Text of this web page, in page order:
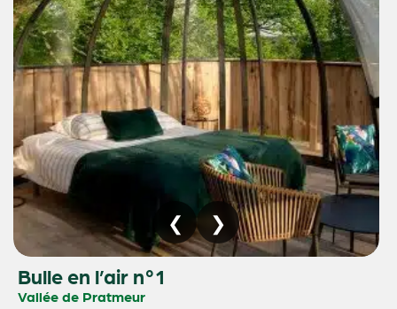
Bulle en l’air n°1
Vallée de Pratmeur